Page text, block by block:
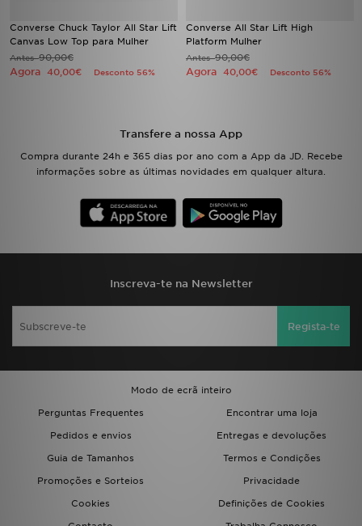
Converse Chuck Taylor All Star Lift
Canvas Low Top para Mulher
Antes90,00€
Agora 40,00€ Desconto 56%
Converse All Star Lift High
Platform Mulher
Antes90,00€
Agora 40,00€ Desconto 56%
Transfere a nossa App
Compra durante 24h e 365 dias por ano com a App da JD. Recebe
informações sobre as últimas novidades em qualquer altura.
Inscreva-te na Newsletter
Regista-te
Modo de ecrã inteiro
Perguntas Frequentes
Encontrar uma loja
Pedidos e envios
Entregas e devoluções
Guia de Tamanhos
Termos e Condições
Promoções e Sorteios
Privacidade
Cookies
Definições de Cookies